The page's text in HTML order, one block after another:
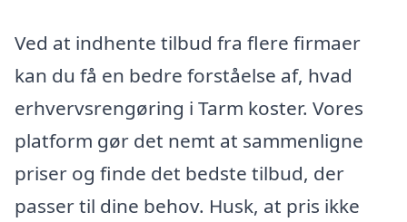
Ved at indhente tilbud fra flere firmaer
kan du få en bedre forståelse af, hvad
erhvervsrengøring i Tarm koster. Vores
platform gør det nemt at sammenligne
priser og finde det bedste tilbud, der
passer til dine behov. Husk, at pris ikke